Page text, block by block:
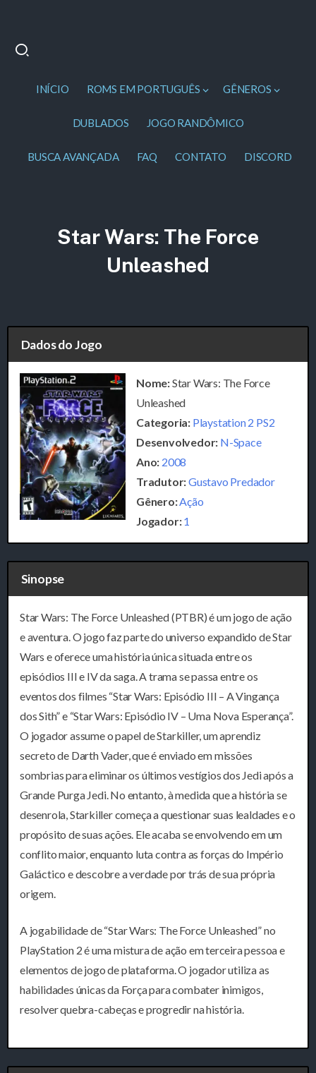
INÍCIO ROMS EM PORTUGUÊS GÊNEROS
DUBLADOS JOGO RANDÔMICO
BUSCA AVANÇADA FAQ CONTATO DISCORD
Star Wars: The Force
Unleashed
Dados do Jogo
Nome:Star Wars: The Force
Unleashed
Categoria: Playstation 2 PS2
Desenvolvedor: N-Space
Ano: 2008
Tradutor:Gustavo Predador
Gênero:Ação
Jogador:1
Sinopse
Star Wars: The Force Unleashed (PTBR) é um jogo de ação
e aventura. O jogo faz parte do universo expandido de Star
Wars e oferece uma história única situada entre os
episódios III e IV da saga. A trama se passa entre os
eventos dos filmes “Star Wars: Episódio III – A Vingança
dos Sith” e “Star Wars: Episódio IV – Uma Nova Esperança”.
O jogador assume o papel de Starkiller, um aprendiz
secreto de Darth Vader, que é enviado em missões
sombrias para eliminar os últimos vestígios dos Jedi após a
Grande Purga Jedi. No entanto, à medida que a história se
desenrola, Starkiller começa a questionar suas lealdades e o
propósito de suas ações. Ele acaba se envolvendo em um
conflito maior, enquanto luta contra as forças do Império
Galáctico e descobre a verdade por trás de sua própria
origem.
A jogabilidade de “Star Wars: The Force Unleashed” no
PlayStation 2 é uma mistura de ação em terceira pessoa e
elementos de jogo de plataforma. O jogador utiliza as
habilidades únicas da Força para combater inimigos,
resolver quebra-cabeças e progredir na história.